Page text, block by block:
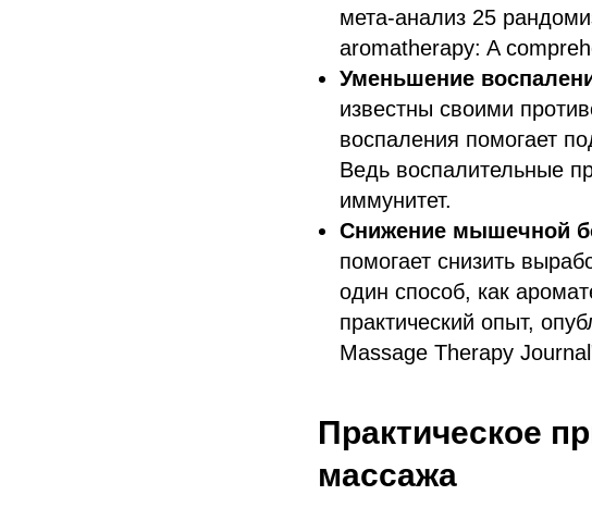
мета-анализ 25
aromatherapy: A
Уменьшение
известны своими
воспаления помогает
Ведь воспалительные
иммунитет.
Снижение мышечной
помогает снизить
один способ, как
практический опыт,
Massage Therapy
Практическое
массажа